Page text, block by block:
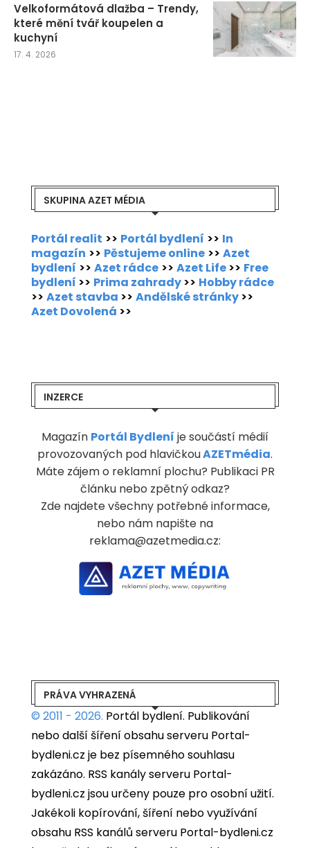
Velkoformátová dlažba – Trendy,
které mění tvář koupelen a
kuchyní
17. 4. 2026
SKUPINA AZET MÉDIA
Portál realit >> Portál bydlení >> In
magazín >> Pěstujeme online >> Azet
bydlení >> Azet rádce >> Azet Life>> Free
bydlení >> Prima zahrady>> Hobby rádce
>> Azet stavba >> Andělské stránky>>
Azet Dovolená >>
INZERCE
Magazín Portál Bydlení je součástí médií
provozovaných pod hlavičkouAZETmédia.
Máte zájem o reklamní plochu? Publikaci PR
článku nebo zpětný odkaz?
Zde najdete všechny potřebné informace,
nebo nám napište na
reklama@azetmedia.cz:
PRÁVA VYHRAZENÁ
© 2011 - 2026. Portál bydlení. Publikování
nebo další šíření obsahu serveru Portal-
bydleni.cz je bez písemného souhlasu
zakázáno. RSS kanály serveru Portal-
bydleni.cz jsou určeny pouze pro osobní užití.
Jakékoli kopírování, šíření nebo využívání
obsahu RSS kanálů serveru Portal-bydleni.cz